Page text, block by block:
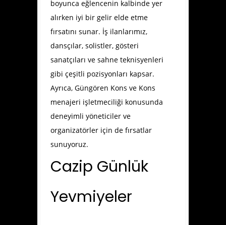
boyunca eğlencenin kalbinde yer
alırken iyi bir gelir elde etme
fırsatını sunar. İş ilanlarımız,
dansçılar, solistler, gösteri
sanatçıları ve sahne teknisyenleri
gibi çeşitli pozisyonları kapsar.
Ayrıca, Güngören Kons ve Kons
menajeri işletmeciliği konusunda
deneyimli yöneticiler ve
organizatörler için de fırsatlar
sunuyoruz.
Cazip Günlük
Yevmiyeler